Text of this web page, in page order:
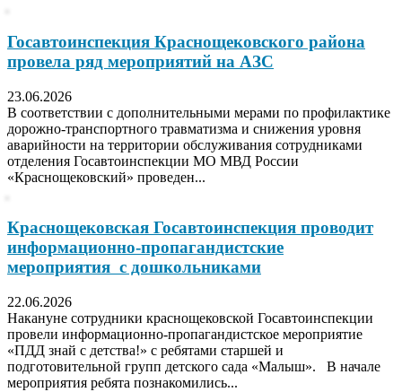
Госавтоинспекция Краснощековского района
провела ряд мероприятий на АЗС
23.06.2026
В соответствии с дополнительными мерами по профилактике
дорожно-транспортного травматизма и снижения уровня
аварийности на территории обслуживания сотрудниками
отделения Госавтоинспекции МО МВД России
«Краснощековский» проведен...
Краснощековская Госавтоинспекция проводит
информационно-пропагандистские
мероприятия с дошкольниками
22.06.2026
Накануне сотрудники краснощековской Госавтоинспекции
провели информационно-пропагандистское мероприятие
«ПДД знай с детства!» с ребятами старшей и
подготовительной групп детского сада «Малыш». В начале
мероприятия ребята познакомились...